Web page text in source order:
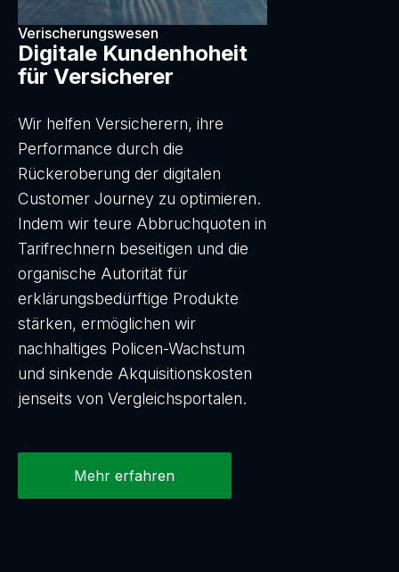
Verischerungswesen
Digitale Kundenhoheit
für Versicherer
Wir helfen Versicherern, ihre
Performance durch die
Rückeroberung der digitalen
Customer Journey zu optimieren.
Indem wir teure Abbruchquoten in
Tarifrechnern beseitigen und die
organische Autorität für
erklärungsbedürftige Produkte
stärken, ermöglichen wir
nachhaltiges Policen-Wachstum
und sinkende Akquisitionskosten
jenseits von Vergleichsportalen.
Mehr erfahren